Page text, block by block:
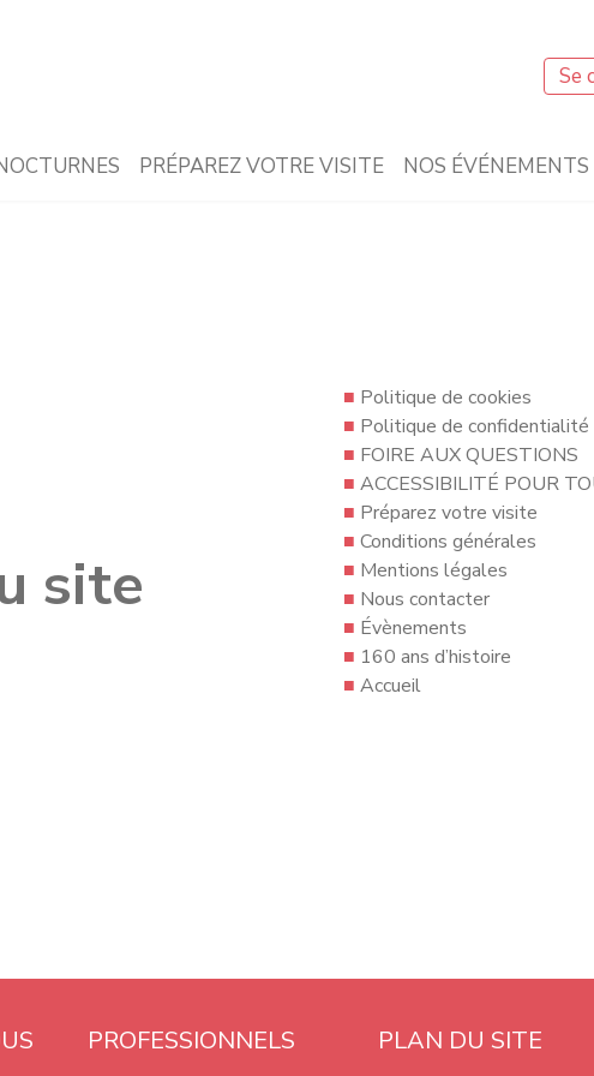
Se
PRÉPAREZ VOTRE VISITE NOS ÉVÉNEMENTS
site
■ Politique de cookies
■ Politique de confidentialité
■ FOIRE AUX QUESTIONS
■ ACCESSIBILITÉ POUR
■ Préparez votre visite
■ Conditions générales
■ Mentions légales
■ Nous contacter
■ Évènements
■ 160 ans d’histoire
■ Accueil
PROFESSIONNELS PLAN DU SITE